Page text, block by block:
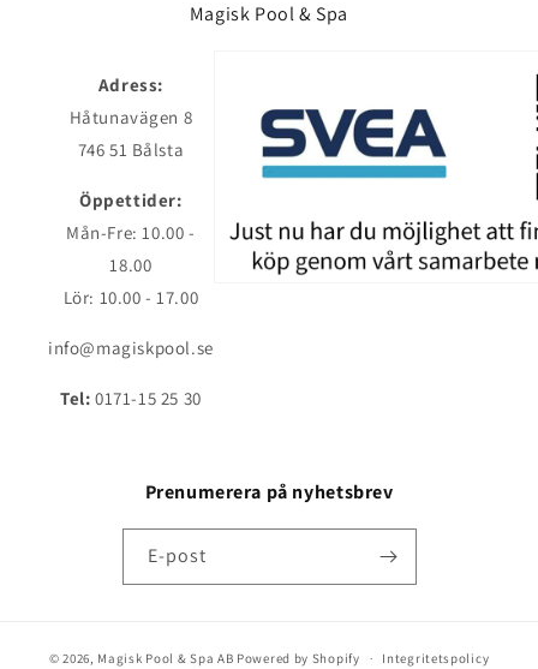
Magisk Pool & Spa
Adress:
Håtunavägen 8
746 51 Bålsta
Öppettider:
Mån-Fre: 10.00 -
18.00
Lör: 10.00 - 17.00
info@magiskpool.se
Tel: 0171-15 25 30
Prenumerera på nyhetsbrev
E-post
© 2026, Magisk Pool & Spa AB Powered by Shopify Integritetspolicy